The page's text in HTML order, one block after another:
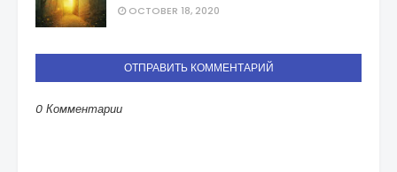
OCTOBER 18, 2020
ОТПРАВИТЬ КОММЕНТАРИЙ
0 Комментарии